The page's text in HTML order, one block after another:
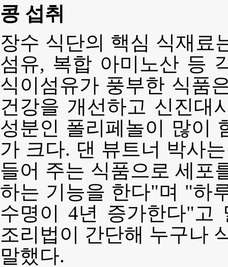
콩 섭취
장수 식단의 핵심 식재료
섬유, 복합 아미노산 등
식이섬유가 풍부한 식품
건강을 개선하고 신진대
성분인 폴리페놀이 많이
가 크다. 댄 뷰트너 박사
들어 주는 식품으로 세포
하는 기능을 한다"며 "하
수명이 4년 증가한다"고
조리법이 간단해 누구나
말했다.